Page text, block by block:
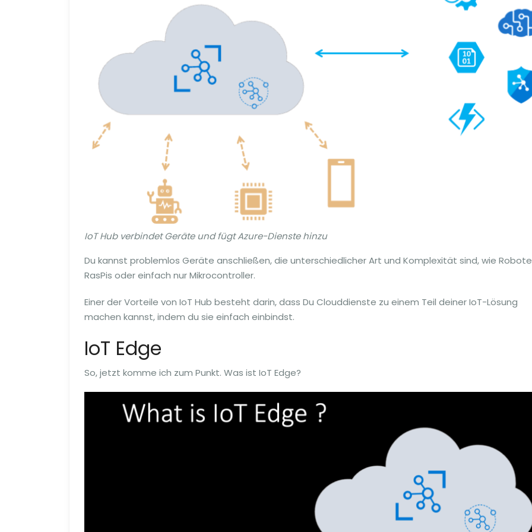
IoT Hub verbindet Geräte und fügt Azure-Dienste hinzu
Du kannst problemlos Geräte anschließen, die unterschiedlicher Art und Komplexität sind, wie
RasPis oder einfach nur Mikrocontroller.
Einer der Vorteile von IoT Hub besteht darin, dass Du Clouddienste zu einem Teil deiner IoT-Lösung
machen kannst, indem du sie einfach einbindst.
IoT Edge
So, jetzt komme ich zum Punkt. Was ist IoT Edge?